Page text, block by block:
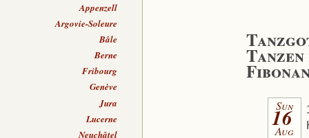
Sun
16
Aug
Appenzell
Argovie-Soleure
Bâle
Berne
Fribourg
Genève
Jura
Lucerne
Neuchâtel